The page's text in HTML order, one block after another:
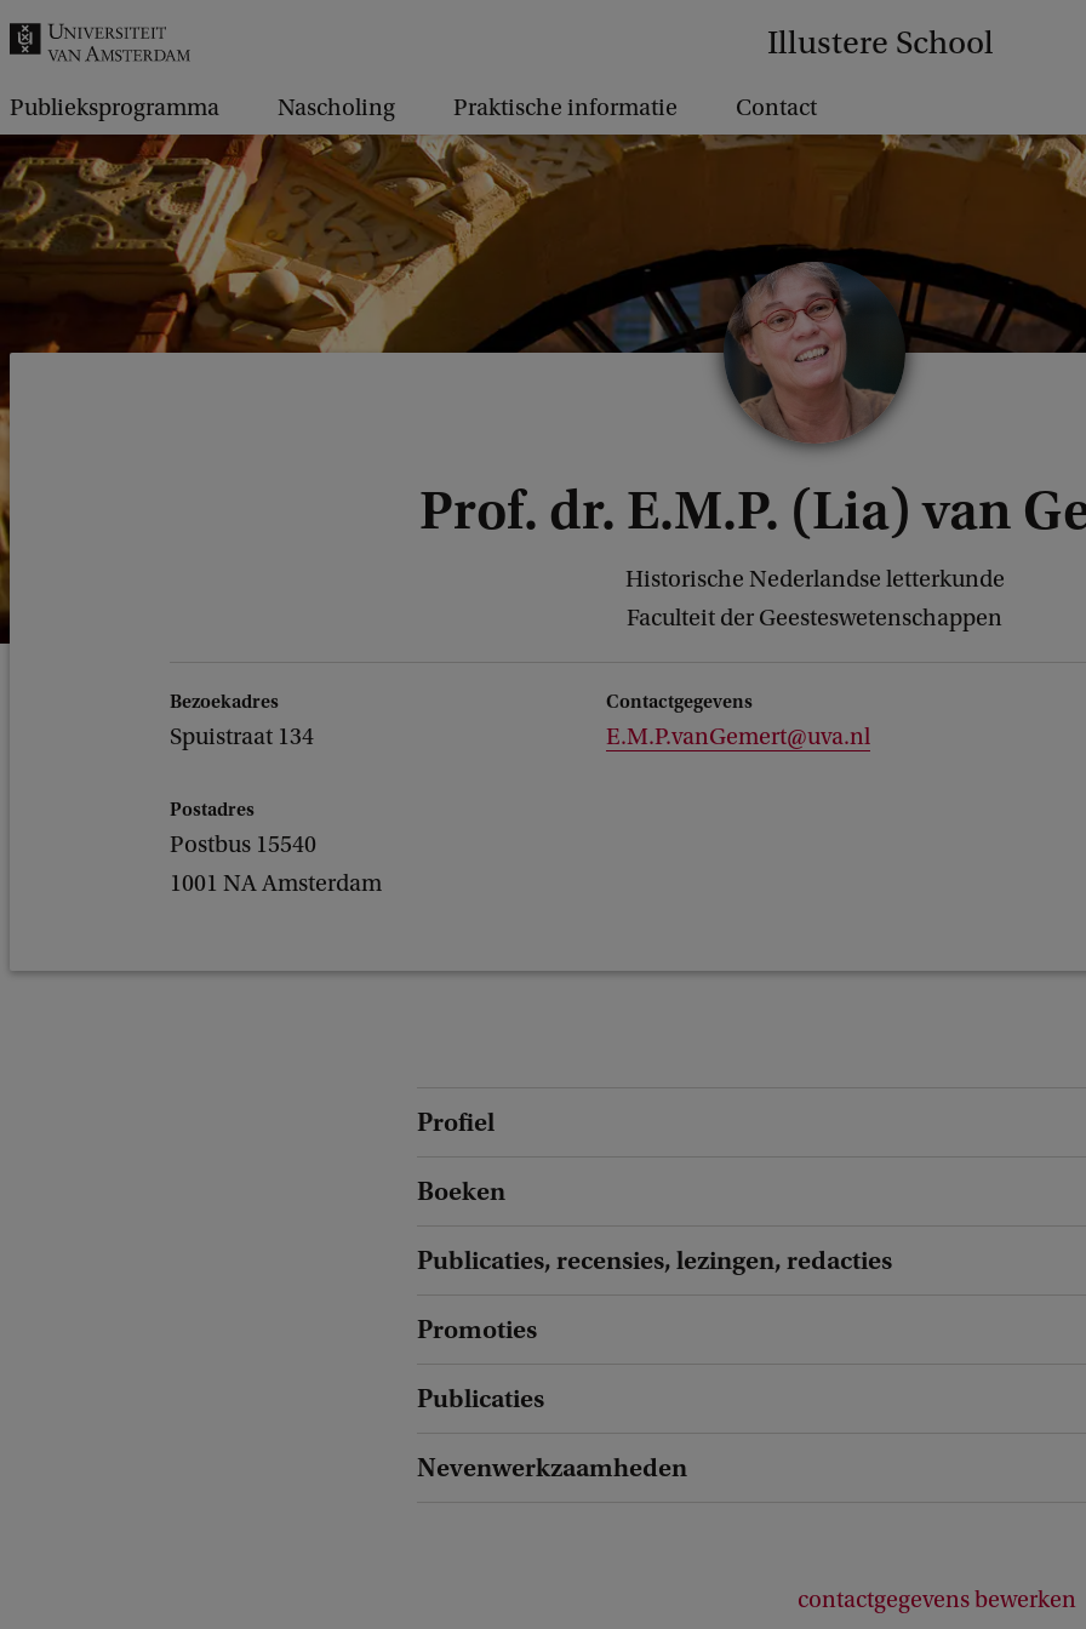
Illustere School
.
Publieksprogramma Nascholing Praktische informatie Contact
Prof. dr. E.M.P. (Lia) van
Historische Nederlandse letterkunde
Faculteit der Geesteswetenschappen
Bezoekadres
Spuistraat 134
Postadres
Postbus 15540
1001 NA Amsterdam
Contactgegevens
E.M.P.vanGemert@uva.nl
Profiel
Boeken
Publicaties, recensies, lezingen, redacties
Promoties
Publicaties
Nevenwerkzaamheden
contactgegevens bewerken